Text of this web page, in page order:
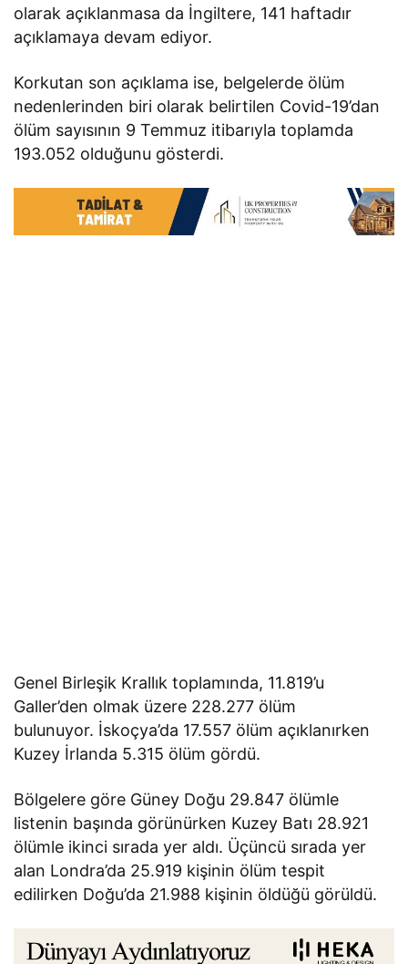
olarak açıklanmasa da İngiltere, 141 haftadır
açıklamaya devam ediyor.
Korkutan son açıklama ise, belgelerde ölüm
nedenlerinden biri olarak belirtilen Covid-19’dan
ölüm sayısının 9 Temmuz itibarıyla toplamda
193.052 olduğunu gösterdi.
Genel Birleşik Krallık toplamında, 11.819’u
Galler’den olmak üzere 228.277 ölüm
bulunuyor. İskoçya’da 17.557 ölüm açıklanırken
Kuzey İrlanda 5.315 ölüm gördü.
Bölgelere göre Güney Doğu 29.847 ölümle
listenin başında görünürken Kuzey Batı 28.921
ölümle ikinci sırada yer aldı. Üçüncü sırada yer
alan Londra’da 25.919 kişinin ölüm tespit
edilirken Doğu’da 21.988 kişinin öldüğü görüldü.